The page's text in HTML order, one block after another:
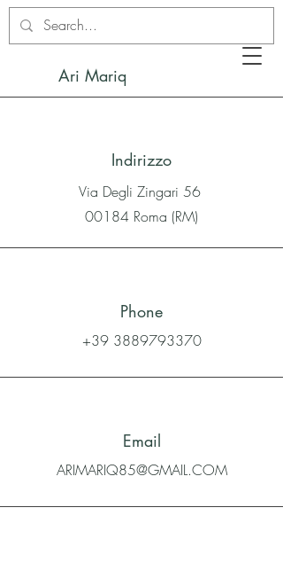
Ari Mariq
Indirizzo
Via Degli Zingari 56
00184 Roma (RM)
Phone
+39 3889793370
Email
ARIMARIQ85@GMAIL.COM